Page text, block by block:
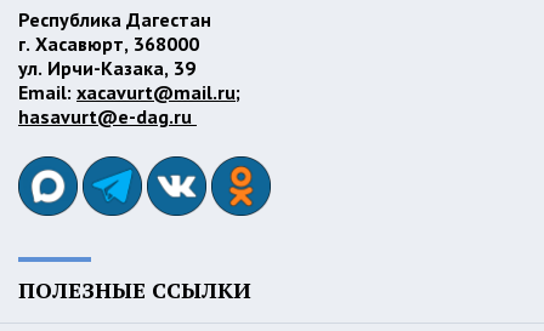
Республика Дагестан
г. Хасавюрт, 368000
ул. Ирчи-Казака, 39
Email: xacavurt@mail.ru;
hasavurt@e-dag.ru
ПОЛЕЗНЫЕ ССЫЛКИ